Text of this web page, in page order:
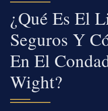
¿Qué Es El
Seguros Y
En El
Wight?